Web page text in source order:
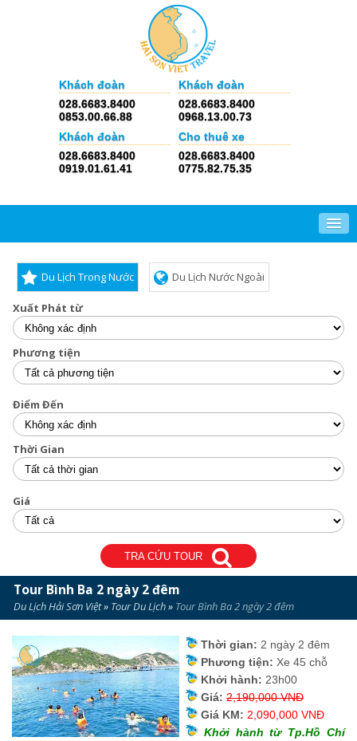
Khách đoàn
028.6683.8400
0853.00.66.88
Khách đoàn
028.6683.8400
0968.13.00.73
Khách đoàn
028.6683.8400
0919.01.61.41
Cho thuê xe
028.6683.8400
0775.82.75.35
Du Lịch Trong Nước Du Lịch Nước Ngoài
Xuất Phát từ
Phương tiện
Điểm Đến
Thời Gian
Giá
TRA CỨU TOUR
Tour Bình Ba 2 ngày 2 đêm
Du Lịch Hải Sơn Việt» Tour Du Lịch» Tour Bình Ba 2 ngày 2 đêm
Thời gian: 2 ngày 2 đêm
Phương tiện: Xe 45 chỗ
Khởi hành: 23h00
Giá: 2,190,000 VNĐ
Giá KM: 2,090,000 VNĐ
Khởi hành từ Tp.Hồ Chí